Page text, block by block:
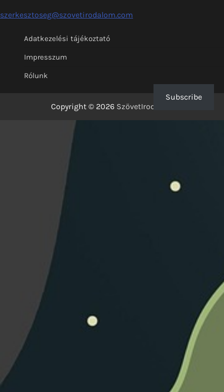
szerkesztoseg@szovetirodalom.com
Adatkezelési tájékoztató
Impresszum
Rólunk
Copyright © 2026 SzövetIrodalom
Subscribe